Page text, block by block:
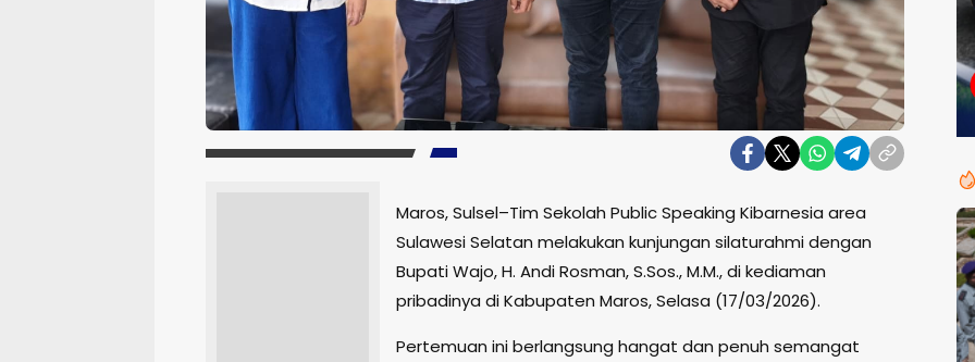
Maros, Sulsel–Tim Sekolah Public Speaking Kibarnesia area
Sulawesi Selatan melakukan kunjungan silaturahmi dengan
Bupati Wajo, H. Andi Rosman, S.Sos., M.M., di kediaman
pribadinya di Kabupaten Maros, Selasa (17/03/2026).
Pertemuan ini berlangsung hangat dan penuh semangat